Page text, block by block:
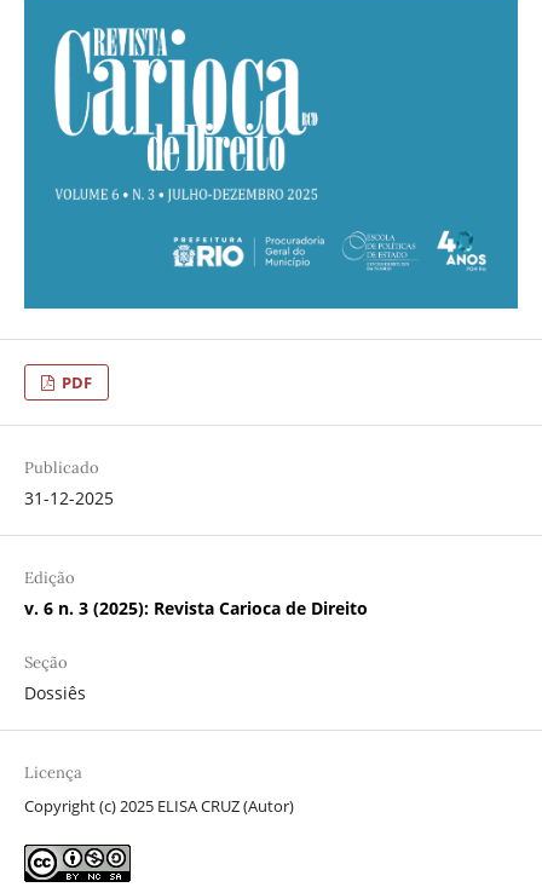
PDF
Publicado
31-12-2025
Edição
v. 6 n. 3 (2025): Revista Carioca de Direito
Seção
Dossiês
Licença
Copyright (c) 2025 ELISA CRUZ (Autor)